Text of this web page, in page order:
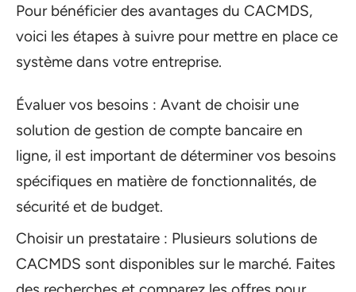
Pour bénéficier des avantages du CACMDS,
voici les étapes à suivre pour mettre en place ce
système dans votre entreprise.
Évaluer vos besoins : Avant de choisir une
solution de gestion de compte bancaire en
ligne, il est important de déterminer vos besoins
spécifiques en matière de fonctionnalités, de
sécurité et de budget.
Choisir un prestataire : Plusieurs solutions de
CACMDS sont disponibles sur le marché. Faites